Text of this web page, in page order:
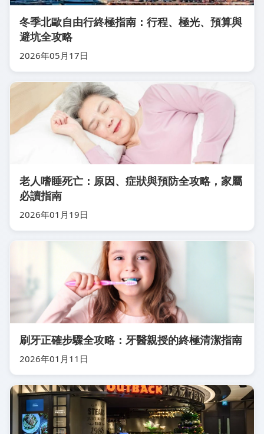
冬季北歐自由行終極指南：行程、極光、預算與
避坑全攻略
2026年05月17日
老人嗜睡死亡：原因、症狀與預防全攻略，家屬
必讀指南
2026年01月19日
刷牙正確步驟全攻略：牙醫親授的終極清潔指南
2026年01月11日